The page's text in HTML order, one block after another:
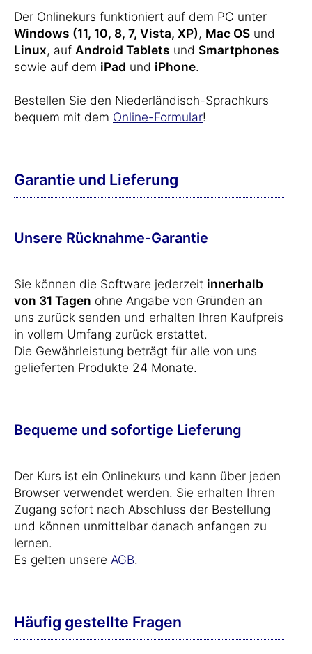
Der Onlinekurs funktioniert auf dem PC unter
Windows (11, 10, 8, 7, Vista, XP), Mac OS und
Linux, auf Android Tablets und Smartphones
sowie auf dem iPad und iPhone.
Bestellen Sie den Niederländisch-Sprachkurs
bequem mit dem Online-Formular!
Garantie und Lieferung
Unsere Rücknahme-Garantie
Sie können die Software jederzeit innerhalb
von 31 Tagen ohne Angabe von Gründen an
uns zurück senden und erhalten Ihren Kaufpreis
in vollem Umfang zurück erstattet.
Die Gewährleistung beträgt für alle von uns
gelieferten Produkte 24 Monate.
Bequeme und sofortige Lieferung
Der Kurs ist ein Onlinekurs und kann über jeden
Browser verwendet werden. Sie erhalten Ihren
Zugang sofort nach Abschluss der Bestellung
und können unmittelbar danach anfangen zu
lernen.
Es gelten unsere AGB.
Häufig gestellte Fragen